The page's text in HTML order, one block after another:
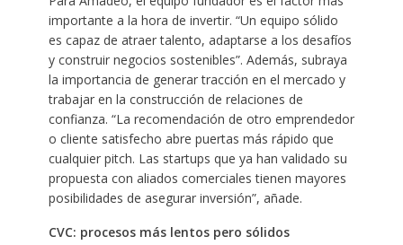
importante a la hora de invertir. “Un equipo sólido
es capaz de atraer talento, adaptarse a los desafíos
y construir negocios sostenibles”. Además, subraya
la importancia de generar tracción en el mercado y
trabajar en la construcción de relaciones de
confianza. “La recomendación de otro emprendedor
o cliente satisfecho abre puertas más rápido que
cualquier pitch. Las startups que ya han validado su
propuesta con aliados comerciales tienen mayores
posibilidades de asegurar inversión”, añade.
CVC: procesos más lentos pero sólidos